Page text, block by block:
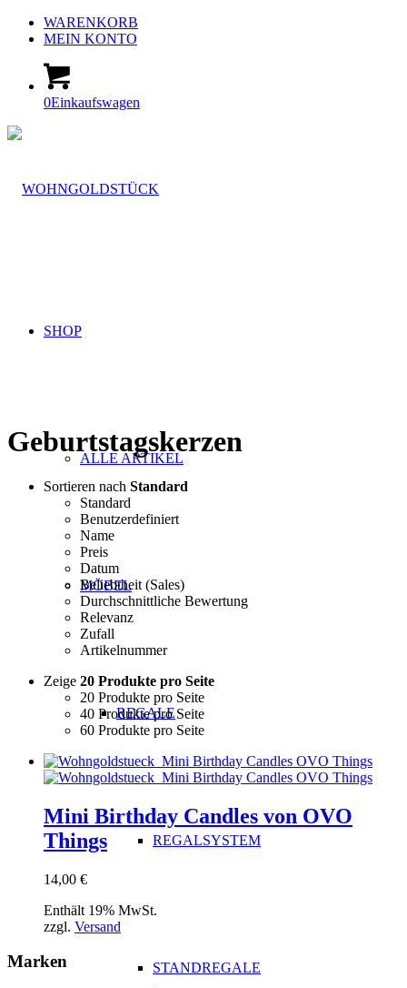
WARENKORB
MEIN KONTO
0Einkaufswagen
SHOP
ALLE ARTIKEL
MÖBEL
REGALE
REGALSYSTEM
STANDREGALE
Geburtstagskerzen
Sortieren nach Standard
Standard
Benutzerdefiniert
Name
Preis
Datum
Beliebtheit (Sales)
Durchschnittliche Bewertung
Relevanz
Zufall
Artikelnummer
Zeige 20 Produkte pro Seite
20 Produkte pro Seite
40 Produkte pro Seite
60 Produkte pro Seite
Mini Birthday Candles von OVO
Things
14,00 €
Enthält 19% MwSt.
zzgl. Versand
Marken